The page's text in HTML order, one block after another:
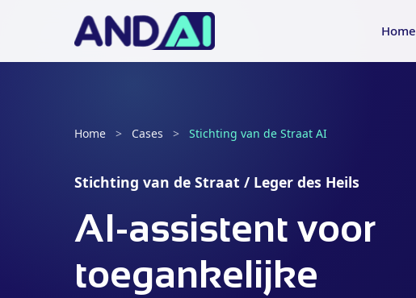
Home
Home > Cases > Stichting van de Straat AI
Stichting van de Straat / Leger des Heils
AI-assistent voor
toegankelijke